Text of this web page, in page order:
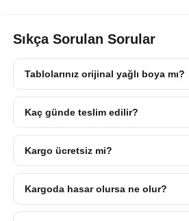
Sıkça Sorulan Sorular
Tablolarınız orijinal yağlı boya mı?
Kaç günde teslim edilir?
Kargo ücretsiz mi?
Kargoda hasar olursa ne olur?